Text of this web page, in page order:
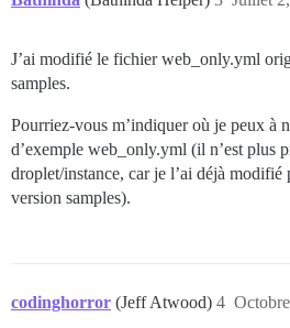
J’ai modifié le fichier web_only.yml
samples.
Pourriez-vous m’indiquer où je peux à
d’exemple web_only.yml (il n’est plus
droplet/instance, car je l’ai déjà modifié
version samples).
codinghorror (Jeff Atwood) 4